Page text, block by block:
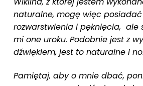
naturalne, mogę więc posiadać
rozwarstwienia i pęknięcia, ale
mi one uroku. Podobnie jest z
dźwiękiem, jest to naturalne i
Pamiętaj, aby o mnie dbać,